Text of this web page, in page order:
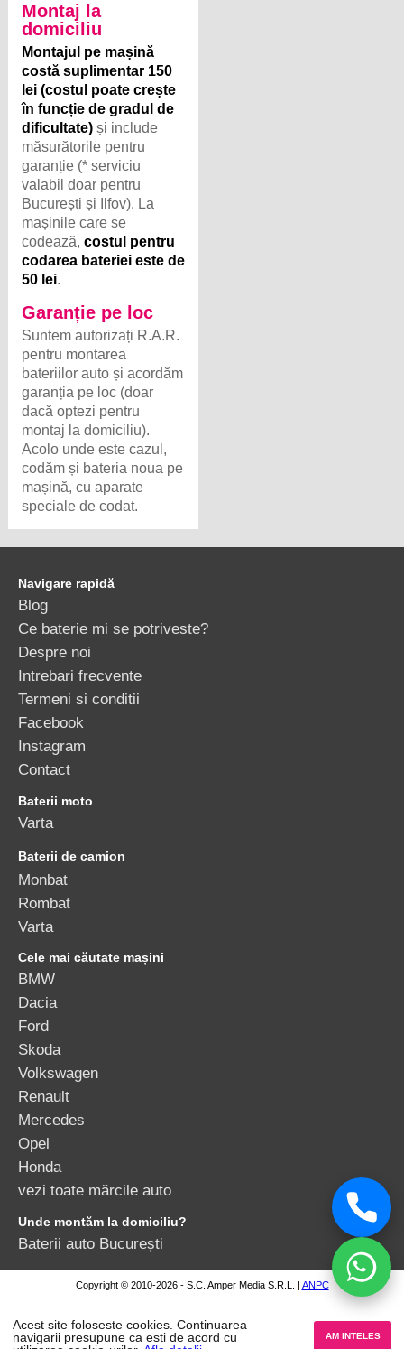
Acest site foloseste cookies. Continuarea
navigarii presupune ca esti de acord cu
AM INTELES
Montaj la
domiciliu
Montajul pe mașină
costă suplimentar 150
lei (costul poate crește
în funcție de gradul de
dificultate) și include
măsurătorile pentru
garanție (* serviciu
valabil doar pentru
București și Ilfov). La
mașinile care se
codează,costul pentru
codarea bateriei este de
50 lei.
Garanție pe loc
Suntem autorizați R.A.R.
pentru montarea
bateriilor auto și acordăm
garanția pe loc (doar
dacă optezi pentru
montaj la domiciliu).
Acolo unde este cazul,
codăm și bateria noua pe
mașină, cu aparate
speciale de codat.
Navigare rapidă
Blog
Ce baterie mi se potriveste?
Despre noi
Intrebari frecvente
Termeni si conditii
Facebook
Instagram
Contact
Baterii moto
Varta
Baterii de camion
Monbat
Rombat
Varta
Cele mai căutate mașini
BMW
Dacia
Ford
Skoda
Volkswagen
Renault
Mercedes
Opel
Honda
vezi toate mărcile auto
Unde montăm la domiciliu?
Baterii auto București
Copyright © 2010-2026 - S.C. Amper Media S.R.L. | ANPC